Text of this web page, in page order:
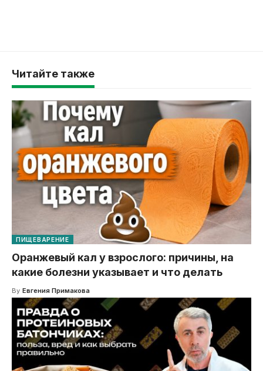
Читайте также
ПИЩЕВАРЕНИЕ
Оранжевый кал у взрослого: причины, на
какие болезни указывает и что делать
By Евгения Примакова